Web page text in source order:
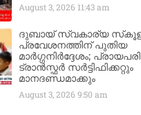
August 3, 2026 11:43 am
ദുബായ് സ്വകാര്യ
പ്രവേശനത്തിന് പുതിയ
മാർഗ്ഗനിർദ്ദേശം;
ട്രാൻസ്ഫർ സർട്ടിഫിക്കറ്റും
മാനദണ്ഡമാക്കും
August 3, 20269:50 am